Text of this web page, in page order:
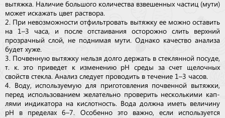
вытяжка. Наличие большого количества взвешенных частиц (мути)
может искажать цвет раствора.
2. При невозможности отфильтровать вытяжку ее можно ос­тавить
на 1–3 часа, и после отстаивания осторожно слить верхний
прозрачный слой, не поднимая мути. Однако качество анализа
будет хуже.
3. Почвенную вытяжку нельзя долго держать в стеклянной посуде,
т. к. это приведет к изменению рН среды за счет щелочных
свойств стекла. Анализ следует проводить в течение 1–3 часов.
4. Воду, используемую для приготовления почвенной вытяжки,
перед использованием желательно проверить несколькими кап­
лями индикатора на кислотность. Вода должна иметь ве­ли­чину
рН в пределах 6–7. Особенно это важно, если используется